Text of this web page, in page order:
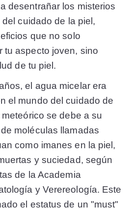
desentrañar los misterios
cuidado de la piel,
que no solo
tu aspecto joven, sino
de tu piel.
el agua micelar era
el mundo del cuidado de
se debe a su
moléculas llamadas
como imanes en la piel,
y suciedad, según
de la Academia
y Verereología. Este
el estatus de un "must"